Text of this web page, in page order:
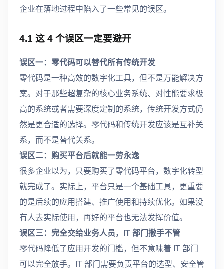
企业在落地过程中陷入了一些常见的误区。
4.1 这 4 个误区一定要避开
误区一：零代码可以替代所有传统开发
零代码是一种高效的数字化工具，但不是万能解决方
案。对于那些超复杂的核心业务系统、对性能要求极
高的系统或者需要深度定制的系统，传统开发方式仍
然是更合适的选择。零代码和传统开发应该是互补关
系，而不是替代关系。
误区二：购买平台后就能一劳永逸
很多企业以为，只要购买了零代码平台，数字化转型
就完成了。实际上，平台只是一个基础工具，更重要
的是后续的应用搭建、推广使用和持续优化。如果没
有人去实际使用，再好的平台也无法发挥价值。
误区三：完全交给业务人员，IT 部门撒手不管
零代码降低了应用开发的门槛，但不意味着 IT 部门
可以完全放手。IT 部门需要负责平台的选型、安全管